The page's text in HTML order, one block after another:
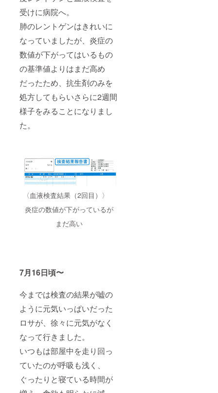
受けに病院へ。
肺のレントゲンはきれいに
なっていましたが、炎症の
数値が下がってはいるもの
の基準値よりはまだ高め
だったため、抗生剤のみを
処方してもらいさらに2週間
様子をみることになりまし
た。
〈血液検査結果（2回目）〉
炎症の数値が下がっているが
まだ高い
7月16日頃〜
今までは検査の結果が嘘の
ように元気いっぱいだった
ロサが、徐々に元気がなく
なって行きました。
いつもは部屋中を走り回っ
ていたのが呼吸も浅く、
ぐったりと寝ている時間が